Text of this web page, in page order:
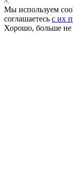
Мы используем
соглашаетесь с их
Хорошо, больше не